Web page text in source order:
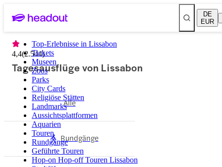
DE
EUR
Top-Erlebnisse in Lissabon
Tickets
Museen
Zoos
Parks
City Cards
Religiöse Stätten
Landmarks
Aussichtsplattformen
Aquarien
Touren
Rundgänge
Geführte Touren
Hop-on Hop-off Touren Lissabon
4,4(2.544)
Tagesausflüge von Lissabon
Alle
Rundgänge